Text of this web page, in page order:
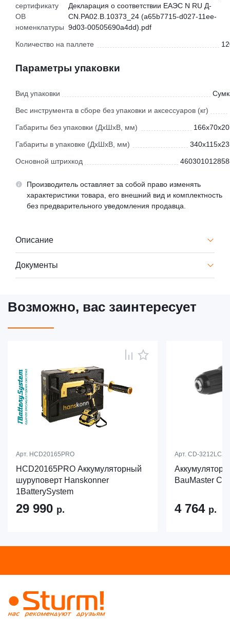
сертификату
ОВ
номенклатуры
Декларация о соответствии ЕАЭС N RU Д-
CN.РА02.В.10373_24 (a65b7715-d027-11ee-
9d03-00505690a4dd).pdf
Количество на паллете
Параметры упаковки
Вид упаковки
Вес инструмента в сборе без упаковки и аксессуаров (кг)
Габариты без упаковки (ДхШхВ, мм)
Габариты в упаковке (ДхШхВ, мм)
Основной штрихкод
Производитель оставляет за собой право изменять
характеристики товара, его внешний вид и комплектность
без предварительного уведомления продавца.
Описание
Документы
Возможно, вас заинтересует
Арт. HCD20165PRO
HCD20165PRO Аккумуляторный
шуруповерт Hanskonner
1BatterySystem
29 990 р.
Арт. CD-3212LCX
BauMaster
4 764 р.